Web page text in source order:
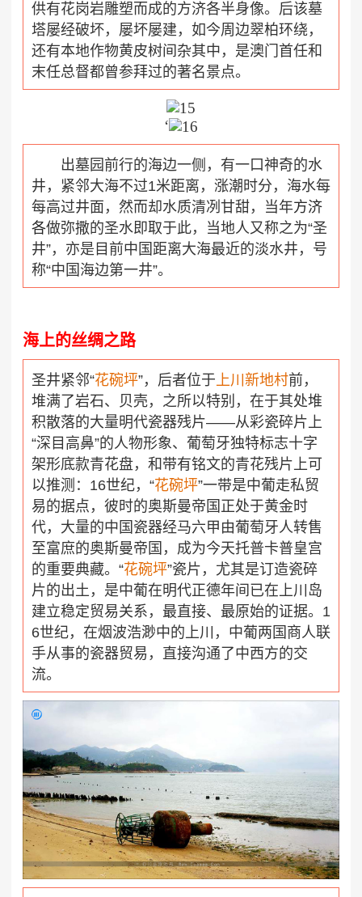
供有花岗岩雕塑而成的方济各半身像。后该墓
塔屡经破坏，屡坏屡建，如今周边翠柏环绕，
还有本地作物黄皮树间杂其中，是澳门首任和
末任总督都曾参拜过的著名景点。
‘
出墓园前行的海边一侧，有一口神奇的水
井，紧邻大海不过1米距离，涨潮时分，海水每
每高过井面，然而却水质清冽甘甜，当年方济
各做弥撒的圣水即取于此，当地人又称之为“圣
井”，亦是目前中国距离大海最近的淡水井，号
称“中国海边第一井”。
海上的丝绸之路
圣井紧邻“花碗坪”，后者位于上川新地村前，
堆满了岩石、贝壳，之所以特别，在于其处堆
积散落的大量明代瓷器残片——从彩瓷碎片上
“深目高鼻”的人物形象、葡萄牙独特标志十字
架形底款青花盘，和带有铭文的青花残片上可
以推测：16世纪， “花碗坪”一带是中葡走私贸
易的据点，彼时的奥斯曼帝国正处于黄金时
代，大量的中国瓷器经马六甲由葡萄牙人转售
至富庶的奥斯曼帝国，成为今天托普卡普皇宫
的重要典藏。 “花碗坪”瓷片，尤其是订造瓷碎
片的出土，是中葡在明代正德年间已在上川岛
建立稳定贸易关系，最直接、最原始的证据。1
6世纪，在烟波浩渺中的上川，中葡两国商人联
手从事的瓷器贸易，直接沟通了中西方的交
流。